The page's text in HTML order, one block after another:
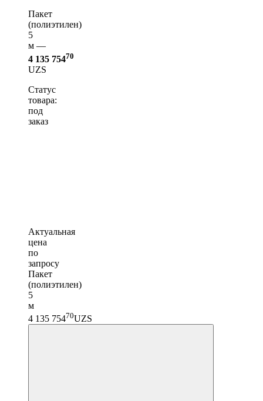
Пакет
(полиэтилен)
5
м —
4 135 75470
UZS
Статус
товара:
под
заказ
Актуальная
цена
по
запросу
Пакет
(полиэтилен)
5
м
4 135 75470UZS